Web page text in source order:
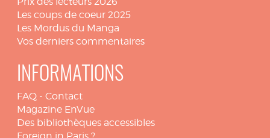
Les coups de coeur 2025
Les Mordus du Manga
Vos derniers commentaires
INFORMATIONS
FAQ - Contact
Magazine EnVue
Des bibliothèques accessibles